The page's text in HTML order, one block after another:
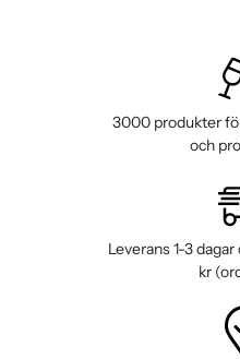
3000 produkter
och
Leverans 1-3
kr